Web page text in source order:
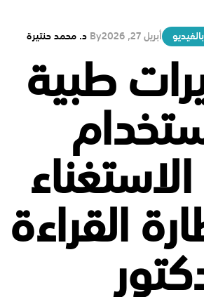
أبريل 27, 2026 By د. محمد حنتيرة
طبية
القراءة